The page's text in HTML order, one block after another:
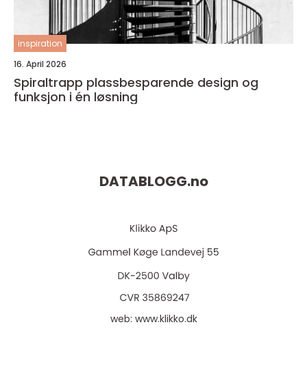
inspiration
16. April 2026
Spiraltrapp plassbesparende design og
funksjon i én løsning
DATABLOGG.no
web: www.klikko.dk